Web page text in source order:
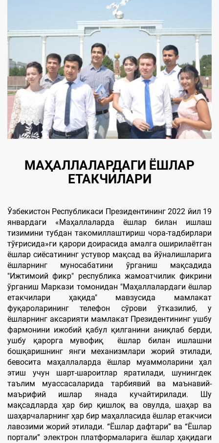
МАҲАЛЛАЛАРДАГИ ЁШЛАР
ЕТАКЧИЛАРИ
Ўзбекистон Республикаси Президентининг 2022 йил 19
январдаги «Маҳаллаларда ёшлар билан ишлаш
тизимини тубдан такомиллаштириш чора-тадбирлари
тўғрисида»ги қарори доирасида амалга оширилаётган
ёшлар сиёсатининг устувор мақсад ва йўналишларига
ёшларнинг муносабатини ўрганиш мақсадида
"Ижтимоий фикр" республика жамоатчилик фикрини
ўрганиш Маркази томонидан "Маҳаллалардаги ёшлар
етакчилари ҳақида" мавзусида мамлакат
фуқароларининг телефон сўрови ўтказилиб, у
ёшларнинг аксарияти мамлакат Президентининг ушбу
фармонини ижобий қабул қилганини аниқлаб берди,
ушбу қарорга мувофиқ ёшлар билан ишлашни
бошқаришнинг янги механизмлари жорий этилади,
бевосита маҳаллаларда ёшлар муаммоларини ҳал
этиш учун шарт-шароитлар яратилади, шунингдек
таълим муассасаларида тарбиявий ва маънавий-
маърифий ишлар янада кучайтирилади. Шу
мақсадларда ҳар бир қишлоқ ва овулда, шаҳар ва
шаҳарчаларнинг ҳар бир маҳалласида ёшлар етакчиси
лавозими жорий этилади. “Ёшлар дафтари” ва “Ёшлар
портали” электрон платформаларига ёшлар ҳақидаги